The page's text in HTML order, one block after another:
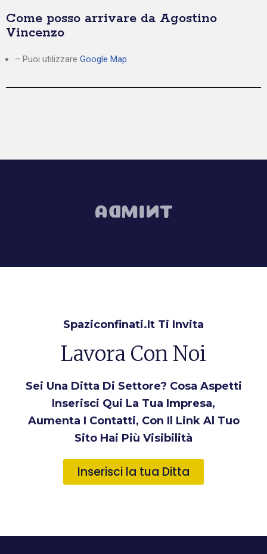
Come posso arrivare da Agostino
Vincenzo
– Puoi utilizzare Google Map
Spaziconfinati.it Ti Invita
Lavora Con Noi
Sei Una Ditta Di Settore? Cosa Aspetti
Inserisci Qui La Tua Impresa,
Aumenta I Contatti, Con Il Link Al Tuo
Sito Hai Più Visibilità
Inserisci la tua Ditta